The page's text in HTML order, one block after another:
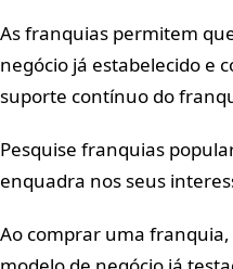
As franquias permitem
negócio já estabelecido e
suporte contínuo do
Pesquise franquias
enquadra nos seus
Ao comprar uma